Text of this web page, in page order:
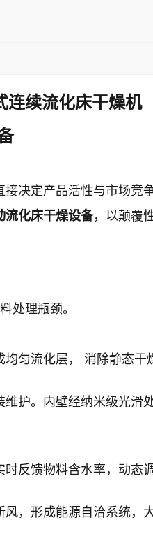
连续流化床干燥机
决定产品活性与市场竞
流化床干燥设备，以颠覆
处理瓶颈。
匀流化层， 消除静态干
护。内壁经纳米级光滑
反馈物料含水率，动态
，形成能源自洽系统，